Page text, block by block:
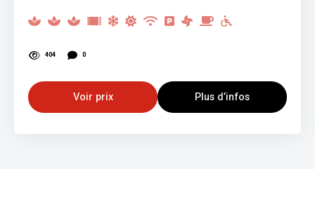
404 0
Voir prix Plus d’infos